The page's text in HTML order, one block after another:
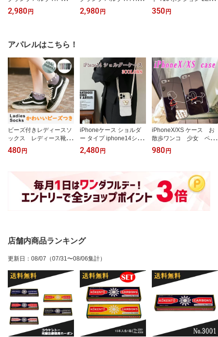
ポンつけ コンパクト 55
W 10000LM 6000K
2,980 円
o 車検 ポンつけ コンパク
ト 55W 10000LM 6000K
2,980 円
バルブ 530lm ホワイト
ブルー 純正同等サイズ 1
350 円
アパレルはこちら！
ビーズ付きレディースソ
ックス レディース靴
下 おしゃれ 6色
480 円
iPhoneケース ショルダ
ー タイプ iphone14シリ
ーズ ケース かわいい 財
布付 iphone se ケース 手
ストラップ iPhone14・P
lus・Pro・Pro Max
2,480 円
iPhoneX/XS ケース お
散歩ワンコ 少女 ペア
ルック 可愛い おしゃ
れ お揃い
980 円
店舗内商品ランキング
更新日 ： 08/07 （07/31〜08/06集計）